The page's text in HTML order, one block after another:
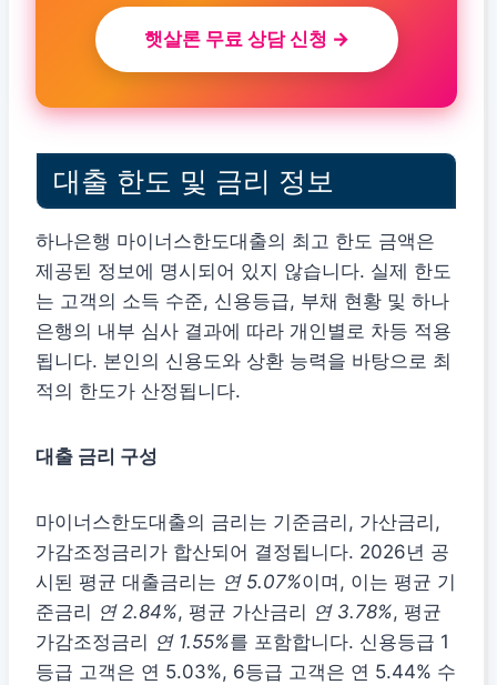
햇살론 무료 상담 신청 →
대출 한도 및 금리 정보
하나은행 마이너스한도대출의 최고 한도 금액은
제공된 정보에 명시되어 있지 않습니다. 실제 한도
는 고객의 소득 수준, 신용등급, 부채 현황 및 하나
은행의 내부 심사 결과에 따라 개인별로 차등 적용
됩니다. 본인의 신용도와 상환 능력을 바탕으로 최
적의 한도가 산정됩니다.
대출 금리 구성
마이너스한도대출의 금리는 기준금리, 가산금리,
가감조정금리가 합산되어 결정됩니다. 2026년 공
시된 평균 대출금리는 연 5.07%이며, 이는 평균 기
준금리 연 2.84%, 평균 가산금리 연 3.78%, 평균
가감조정금리 연 1.55%를 포함합니다. 신용등급 1
등급 고객은 연 5.03%, 6등급 고객은 연 5.44% 수